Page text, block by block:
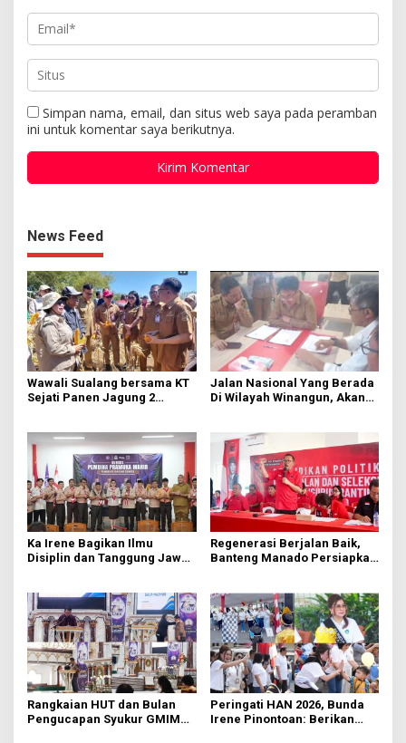
Simpan nama, email, dan situs web saya pada peramban
ini untuk komentar saya berikutnya.
News Feed
Wawali Sualang bersama KT
Sejati Panen Jagung 2
Jalan Nasional Yang Berada
Di Wilayah Winangun, Akan
Ka Irene Bagikan Ilmu
Disiplin dan Tanggung Jawab
Regenerasi Berjalan Baik,
Banteng Manado Persiapkan
Rangkaian HUT dan Bulan
Pengucapan Syukur GMIM
Peringati HAN 2026, Bunda
Irene Pinontoan: Berikan